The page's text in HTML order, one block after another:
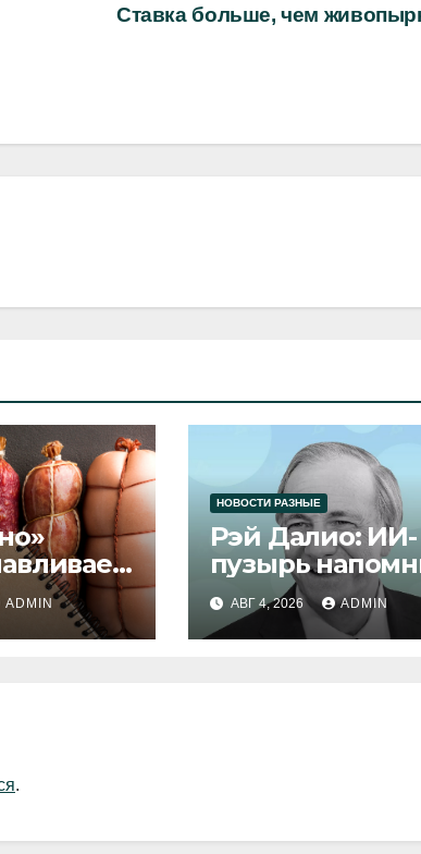
Ставка больше, чем
ADMIN
НОВОСТИ РАЗНЫЕ
Рэй Далио: ИИ-
пузырь
1929 и 2000
АВГ 4, 2026 ADMIN
.